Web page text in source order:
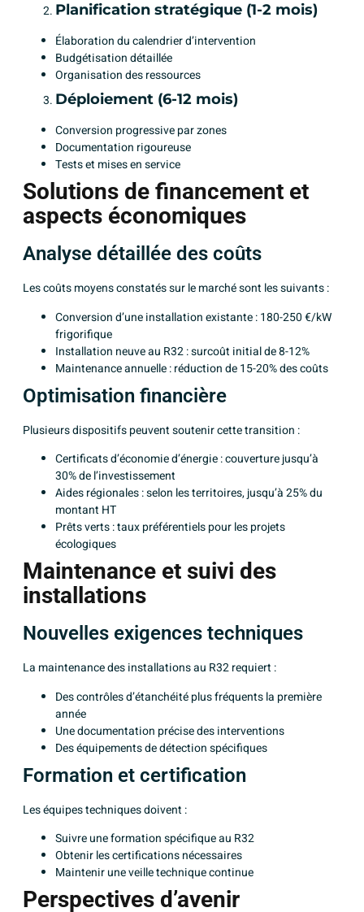
Planification stratégique (1-2 mois)
Élaboration du calendrier d’intervention
Budgétisation détaillée
Organisation des ressources
Déploiement (6-12 mois)
Conversion progressive par zones
Documentation rigoureuse
Tests et mises en service
Solutions de financement et
aspects économiques
Analyse détaillée des coûts
Les coûts moyens constatés sur le marché sont les suivants :
Conversion d’une installation existante : 180-250 €/kW
frigorifique
Installation neuve au R32 : surcoût initial de 8-12%
Maintenance annuelle : réduction de 15-20% des coûts
Optimisation financière
Plusieurs dispositifs peuvent soutenir cette transition :
Certificats d’économie d’énergie : couverture jusqu’à
30% de l’investissement
Aides régionales : selon les territoires, jusqu’à 25% du
montant HT
Prêts verts : taux préférentiels pour les projets
écologiques
Maintenance et suivi des
installations
Nouvelles exigences techniques
La maintenance des installations au R32 requiert :
Des contrôles d’étanchéité plus fréquents la première
année
Une documentation précise des interventions
Des équipements de détection spécifiques
Formation et certification
Les équipes techniques doivent :
Suivre une formation spécifique au R32
Obtenir les certifications nécessaires
Maintenir une veille technique continue
Perspectives d’avenir